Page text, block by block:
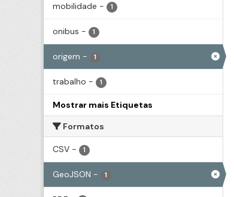
mobilidade - 1
onibus - 1
origem - 1
trabalho - 1
Mostrar mais Etiquetas
Formatos
CSV - 1
GeoJSON - 1